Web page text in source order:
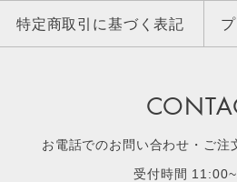
特定商取引に基づく表記
お電話でのお問い合わせ・ご注
受付時間